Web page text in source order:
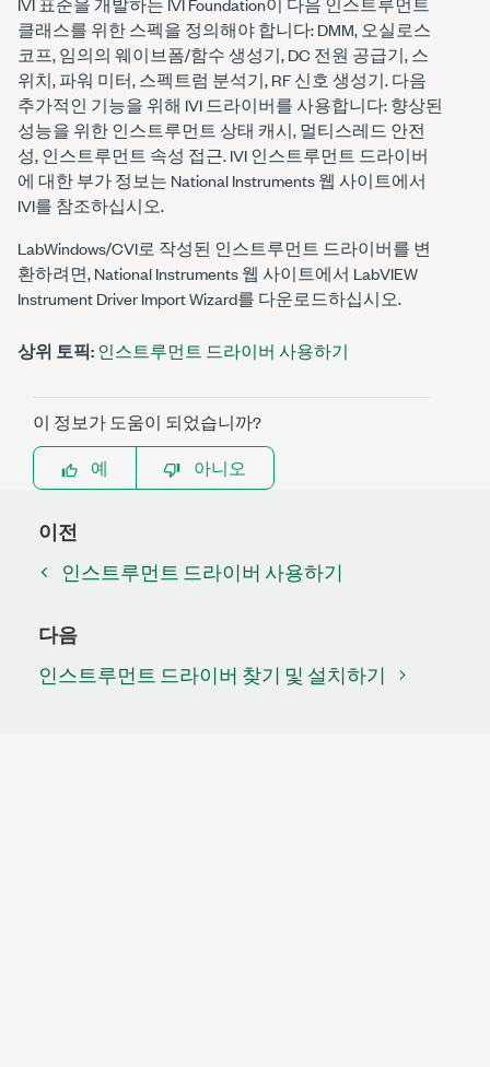
클래스를 위한 스펙을 정의해야 합니다: DMM, 오실로스
코프, 임의의 웨이브폼/함수 생성기, DC 전원 공급기, 스
위치, 파워 미터, 스펙트럼 분석기, RF 신호 생성기. 다음
추가적인 기능을 위해 IVI 드라이버를 사용합니다: 향상된
성능을 위한 인스트루먼트 상태 캐시, 멀티스레드 안전
성, 인스트루먼트 속성 접근. IVI 인스트루먼트 드라이버
에 대한 부가 정보는 National Instruments 웹 사이트에서
IVI를 참조하십시오.
LabWindows/CVI로 작성된 인스트루먼트 드라이버를 변
환하려면, National Instruments 웹 사이트에서 LabVIEW
Instrument Driver Import Wizard를 다운로드하십시오.
상위 토픽:인스트루먼트 드라이버 사용하기
이 정보가 도움이 되었습니까?
예
아니오
이전
인스트루먼트 드라이버 사용하기
다음
인스트루먼트 드라이버 찾기 및 설치하기